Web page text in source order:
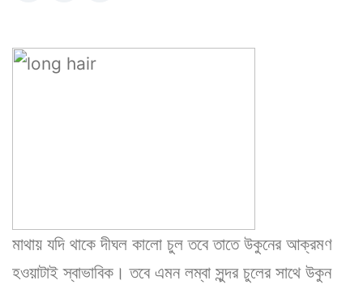
মাথায় যদি থাকে দীঘল কালো চুল তবে তাতে উকুনের আক্রমণ
হওয়াটাই স্বাভাবিক। তবে এমন লম্বা সুন্দর চুলের সাথে উকুন